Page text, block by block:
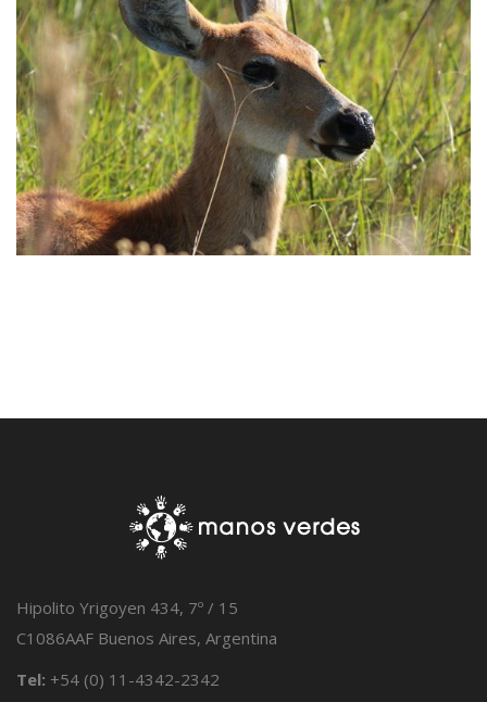
Hipolito Yrigoyen 434, 7º / 15
C1086AAF Buenos Aires, Argentina
Tel: +54 (0) 11-4342-2342